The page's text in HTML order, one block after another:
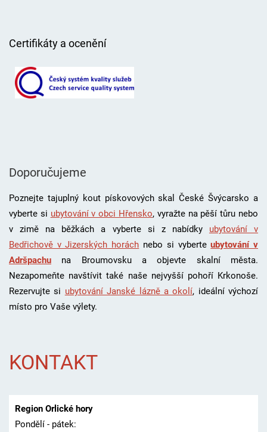
Certifikáty a ocenění
Doporučujeme
Poznejte tajuplný kout pískovových skal České Švýcarsko a
vyberte si ubytování v obci Hřensko, vyražte na pěší tůru nebo
v zimě na běžkách a vyberte si z nabídky ubytování v
Bedřichově v Jizerských horách nebo si vyberteubytování v
Adršpachu
na Broumovsku a objevte skalní města.
Nezapomeňte navštívit také naše nejvyšší pohoří Krkonoše.
Rezervujte si ubytování Janské lázně a okolí, ideální výchozí
místo pro Vaše výlety.
KONTAKT
Region Orlické hory
Pondělí - pátek: